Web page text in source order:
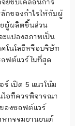
กของกำไรให้กับผู้
ผู้ผลิตชิ้นส่วน
แปลงสภาพเป็น
โนโลยีหรือบริษัท
ฟต์แวร์ในที่สุด
ร์ เปิด 5 แนวโน้ม
ไอทีควรพิจารณา
องซอฟต์แวร์
หกรรมยานยนต์